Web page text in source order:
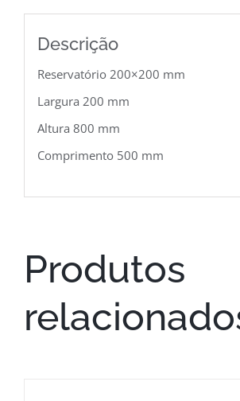
Descrição
Reservatório 200×200 mm
Largura 200 mm
Altura 800 mm
Comprimento 500 mm
Produtos